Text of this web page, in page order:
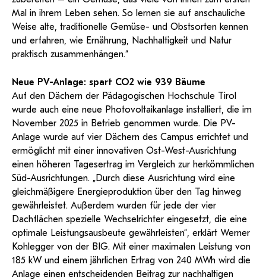
Mal in ihrem Leben sehen. So lernen sie auf anschauliche
Weise alte, traditionelle Gemüse- und Obstsorten kennen
und erfahren, wie Ernährung, Nachhaltigkeit und Natur
praktisch zusammenhängen.“
Neue PV-Anlage: spart CO2 wie 939 Bäume
Auf den Dächern der Pädagogischen Hochschule Tirol
wurde auch eine neue Photovoltaikanlage installiert, die im
November 2025 in Betrieb genommen wurde. Die PV-
Anlage wurde auf vier Dächern des Campus errichtet und
ermöglicht mit einer innovativen Ost-West-Ausrichtung
einen höheren Tagesertrag im Vergleich zur herkömmlichen
Süd-Ausrichtungen. „Durch diese Ausrichtung wird eine
gleichmäßigere Energieproduktion über den Tag hinweg
gewährleistet. Außerdem wurden für jede der vier
Dachflächen spezielle Wechselrichter eingesetzt, die eine
optimale Leistungsausbeute gewährleisten“, erklärt Werner
Kohlegger von der BIG. Mit einer maximalen Leistung von
185 kW und einem jährlichen Ertrag von 240 MWh wird die
Anlage einen entscheidenden Beitrag zur nachhaltigen